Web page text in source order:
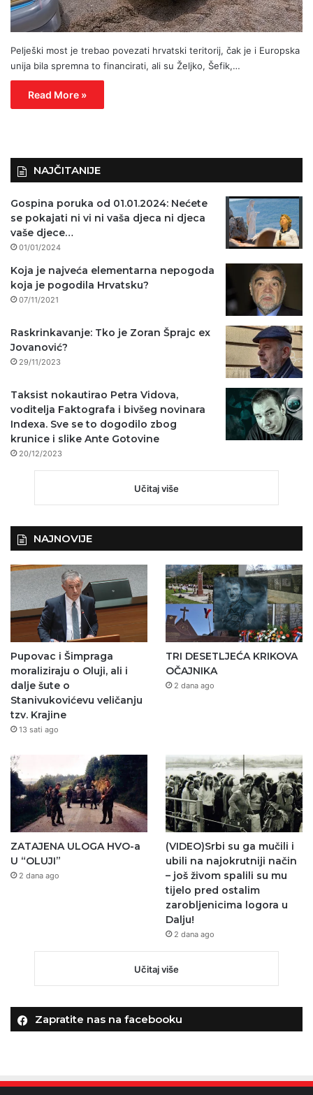
Pelješki most je trebao povezati hrvatski teritorij, čak je i Europska
unija bila spremna to financirati, ali su Željko, Šefik,…
Read More »
NAJČITANIJE
Gospina poruka od 01.01.2024: Nećete
se pokajati ni vi ni vaša djeca ni djeca
vaše djece…
01/01/2024
Koja je najveća elementarna nepogoda
koja je pogodila Hrvatsku?
07/11/2021
Raskrinkavanje: Tko je Zoran Šprajc ex
Jovanović?
29/11/2023
Taksist nokautirao Petra Vidova,
voditelja Faktografa i bivšeg novinara
Indexa. Sve se to dogodilo zbog
krunice i slike Ante Gotovine
20/12/2023
Učitaj više
NAJNOVIJE
Pupovac i Šimpraga
moraliziraju o Oluji, ali i
dalje šute o
Stanivukovićevu veličanju
tzv. Krajine
13 sati ago
TRI DESETLJEĆA KRIKOVA
OČAJNIKA
2 dana ago
ZATAJENA ULOGA HVO-a
U “OLUJI”
2 dana ago
(VIDEO)Srbi su ga mučili i
ubili na najokrutniji način
– još živom spalili su mu
tijelo pred ostalim
zarobljenicima logora u
Dalju!
2 dana ago
Učitaj više
Zapratite nas na facebooku